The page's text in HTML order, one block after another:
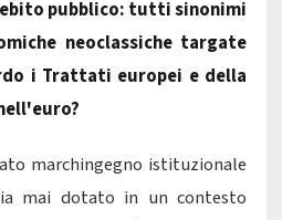
pubblico: tutti sinonimi
neoclassiche targate
i Trattati europei e della
marchingegno istituzionale
mai dotato in un contesto